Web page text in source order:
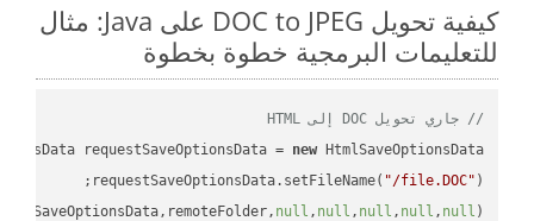
كيفية تحويل DOC to JPEG على Java: مثال
للتعليمات البرمجية خطوة بخطوة
// جاري تحويل DOC إلى HTML
requestSaveOptionsData = new
requestSaveOptionsData.setFileName( "/file.DOC"
null , null , null , null , null